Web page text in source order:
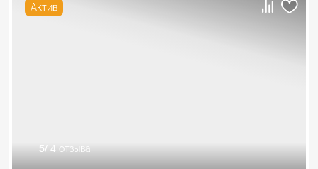
Актив
5/ 4 отзыва